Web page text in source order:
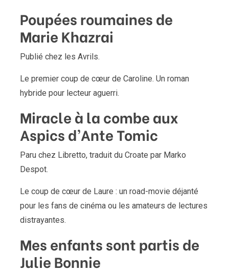
Poupées roumaines de
Marie Khazrai
Publié chez les Avrils.
Le premier coup de cœur de Caroline. Un roman
hybride pour lecteur aguerri.
Miracle à la combe aux
Aspics d’Ante Tomic
Paru chez Libretto, traduit du Croate par Marko
Despot.
Le coup de cœur de Laure : un road-movie déjanté
pour les fans de cinéma ou les amateurs de lectures
distrayantes.
Mes enfants sont partis de
Julie Bonnie